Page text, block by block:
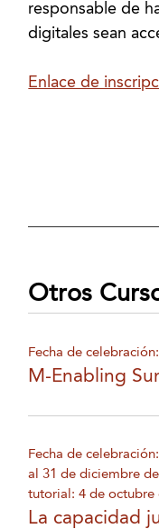
responsable de
digitales sean
Enlace de
Otros
Fecha de
M-Enabling
Fecha de
al 31 de diciembre
tutorial: 4 de octubre
La capacidad